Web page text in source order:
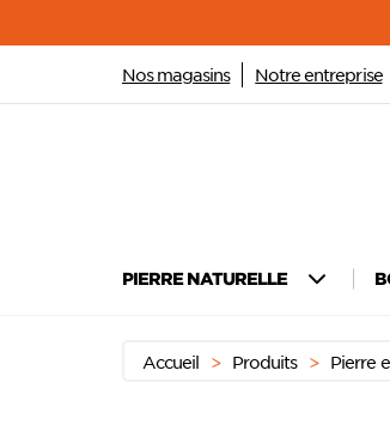
Nos magasins Notre entreprise
au
PIERRE NATURELLE
Accueil > Produits > Pierre